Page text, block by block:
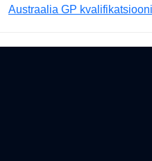
Austraalia GP